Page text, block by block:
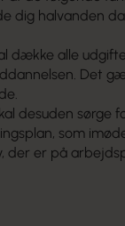
dig halvanden
dække alle
Det
desuden sørge
som
der er på